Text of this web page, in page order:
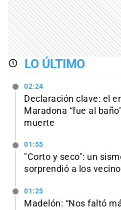
LO ÚLTIMO
02:24
Declaración clave: el
Maradona “fue al
muerte
01:55
"Corto y seco": un
sorprendió a los
01:25
Madelón: “Nos faltó